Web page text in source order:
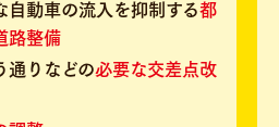
自動車の流入を抑制する都
路整備
通りなどの必要な交差点改